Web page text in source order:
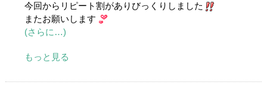
今回からリピート割がありびっくりしました
またお願いします
(さらに…)
もっと見る